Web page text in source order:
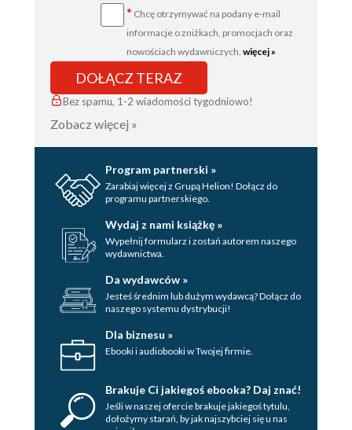
* Chcę otrzymywać na podany e-mail
informacje o zniżkach, promocjach oraz
nowościach wydawniczych. więcej »
DOŁĄCZ TERAZ
Bez spamu, 1-2 wiadomości tygodniowo!
Zobacz więcej »
Program partnerski »
Zarabiaj więcej z Grupą Helion! Dołącz do
programu partnerskiego.
Wydaj z nami książkę »
Wypełnij formularz i zostań autorem naszego
wydawnictwa.
Da wydawców »
Jesteś średnim lub dużym wydawcą? Dołącz do
naszego systemu dystrybucji!
Dla biznesu »
Ebooki i audiobooki w Twojej firmie.
Brakuje Ci jakiegoś ebooka? Daj znać!
Jeśli w naszej ofercie brakuje jakiegoś tytulu,
dołożymy starań, by jak najszybciej się u nas